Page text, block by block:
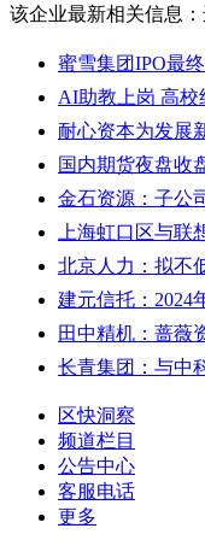
该企业最新相关信息：
蜜雪集团IPO最
AI助教上岗 高校
耐心资本为发展
国内期货夜盘收
金石资源：子公
上海虹口区与
北京人力：拟不
建元信托：2024
田中精机：蔷薇
长青集团：与中
区快洞察
频道栏目
公告中心
客服电话
更多